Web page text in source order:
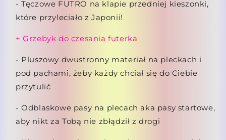
- Tęczowe FUTRO na klapie przedniej kieszonki,
które przyleciało z Japonii!
+ Grzebyk do czesania futerka
- Pluszowy dwustronny materiał na pleckach i
pod pachami, żeby każdy chciał się do Ciebie
przytulić
- Odblaskowe pasy na plecach aka pasy startowe,
aby nikt za Tobą nie zbłądził z drogi